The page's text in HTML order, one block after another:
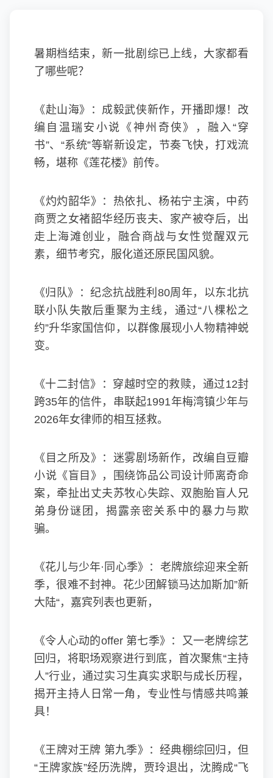
暑期档结束，新一批剧综已上线，大家都看
了哪些呢？
《赴山海》：成毅武侠新作，开播即爆！改
编自温瑞安小说《神州奇侠》，融入“穿
书”、“系统”等崭新设定，节奏飞快，打戏流
畅，堪称《莲花楼》前传。
《灼灼韶华》：热依扎、杨祐宁主演，中药
商贾之女褚韶华经历丧夫、家产被夺后，出
走上海滩创业，融合商战与女性觉醒双元
素，细节考究，服化道还原民国风貌。
《归队》：纪念抗战胜利80周年，以东北抗
联小队失散后重聚为主线，通过“八棵松之
约”升华家国信仰，以群像展现小人物精神蜕
变。
《十二封信》：穿越时空的救赎，通过12封
跨35年的信件，串联起1991年梅湾镇少年与
2026年女律师的相互拯救。
《目之所及》：迷雾剧场新作，改编自豆瓣
小说《盲目》，围绕饰品公司设计师离奇命
案，牵扯出丈夫苏牧心失踪、双胞胎盲人兄
弟身份谜团，揭露亲密关系中的暴力与欺
骗。
《花儿与少年·同心季》：老牌旅综迎来全新
季，很难不封神。花少团解锁马达加斯加”新
大陆“，嘉宾列表也更新，
《令人心动的offer 第七季》：又一老牌综艺
回归，将职场观察进行到底，首次聚焦“主持
人”行业，通过实习生真实求职与成长历程，
揭开主持人日常一角，专业性与情感共鸣兼
具！
《王牌对王牌 第九季》：经典棚综回归，但
“王牌家族”经历洗牌，贾玲退出，沈腾成“飞